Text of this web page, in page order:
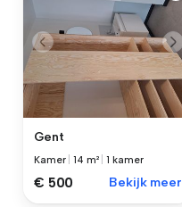
Gent
Kamer |14 m² |1 kamer
€ 500 Bekijk meer